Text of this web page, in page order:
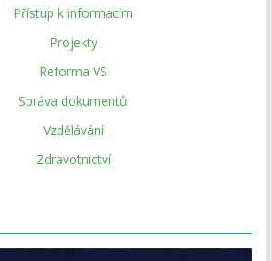
Přístup k informacím
Projekty
Reforma VS
Správa dokumentů
Vzdělávání
Zdravotnictví